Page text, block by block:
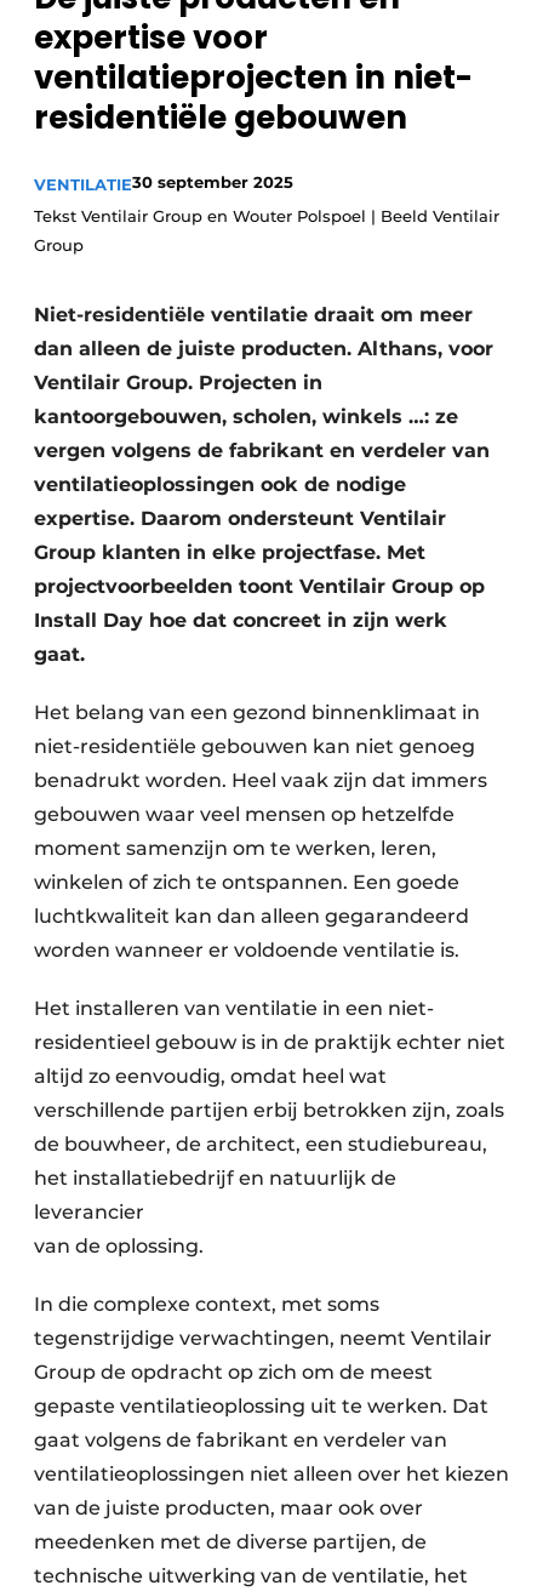
Vacature aanmelden
Vacatures
Video’s
Sanitair
Brandbeveiliging
Ventilatie
Warmtepompen
expertise voor
ventilatieprojecten in niet-
residentiële gebouwen
VENTILATIE30 september 2025
Tekst Ventilair Group en Wouter Polspoel | Beeld Ventilair
Group
Niet-residentiële ventilatie draait om meer
dan alleen de juiste producten. Althans, voor
Ventilair Group. Projecten in
kantoorgebouwen, scholen, winkels …: ze
vergen volgens de fabrikant en verdeler van
ventilatieoplossingen ook de nodige
expertise. Daarom ondersteunt Ventilair
Group klanten in elke projectfase. Met
projectvoorbeelden toont Ventilair Group op
Install Day hoe dat concreet in zijn werk
gaat.
Het belang van een gezond binnenklimaat in
niet-residentiële gebouwen kan niet genoeg
benadrukt worden. Heel vaak zijn dat immers
gebouwen waar veel mensen op hetzelfde
moment samenzijn om te werken, leren,
winkelen of zich te ontspannen. Een goede
luchtkwaliteit kan dan alleen gegarandeerd
worden wanneer er voldoende ventilatie is.
Het installeren van ventilatie in een niet-
residentieel gebouw is in de praktijk echter niet
altijd zo eenvoudig, omdat heel wat
verschillende partijen erbij betrokken zijn, zoals
de bouwheer, de architect, een studiebureau,
het installatiebedrijf en natuurlijk de
leverancier
van de oplossing.
In die complexe context, met soms
tegenstrijdige verwachtingen, neemt Ventilair
Group de opdracht op zich om de meest
gepaste ventilatie­oplossing uit te werken. Dat
gaat volgens de fabrikant en verdeler van
ventilatieoplossingen niet alleen over het kiezen
van de juiste producten, maar ook over
meedenken met de diverse partijen, de
technische uitwerking van de ventilatie, het